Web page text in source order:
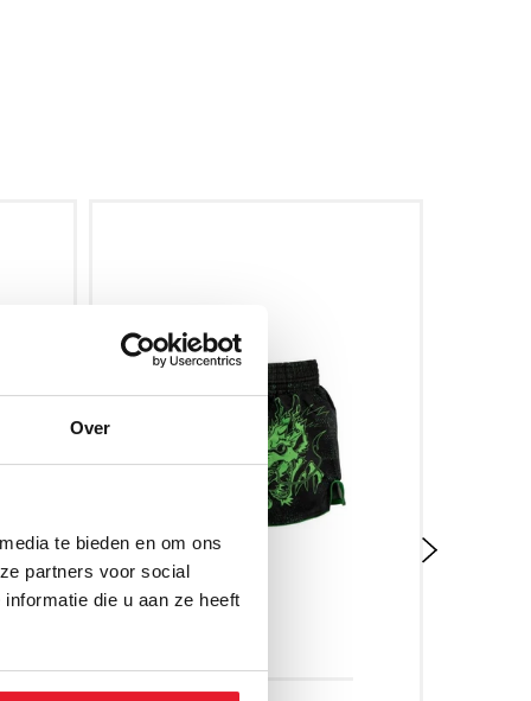
Over
te bieden en om ons
partners voor social
die u aan ze heeft